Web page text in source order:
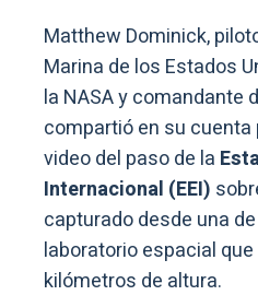
Matthew Dominick,
Marina de los Estados
la NASA y comandante
compartió en su cuenta
video del paso de la
Internacional (EEI)
capturado desde una
laboratorio espacial
kilómetros de altura.